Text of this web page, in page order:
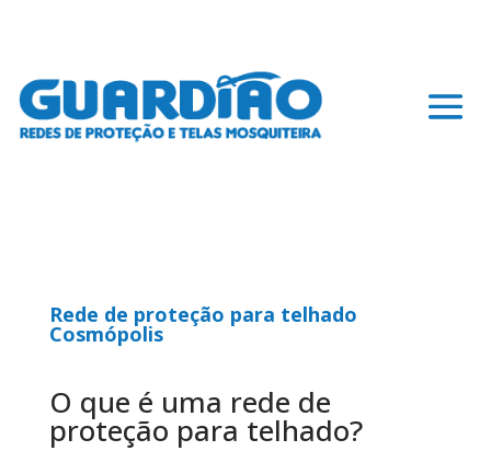
Rede de proteção para telhado
Cosmópolis
O que é uma rede de
proteção para telhado?